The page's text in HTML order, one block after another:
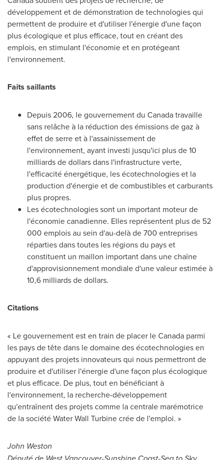
développement et de démonstration de technologies qui
permettent de produire et d'utiliser l'énergie d'une façon
plus écologique et plus efficace, tout en créant des
emplois, en stimulant l'économie et en protégeant
l'environnement.
Faits saillants
Depuis 2006, le gouvernement du Canadatravaille
sans relâche à la réduction des émissions de gaz à
effet de serre et à l'assainissement de
l'environnement, ayant investi jusqu'ici plus de 10
milliards de dollars dans l'infrastructure verte,
l'efficacité énergétique, les écotechnologies et la
production d'énergie et de combustibles et carburants
plus propres.
Les écotechnologies sont un important moteur de
l'économie canadienne. Elles représentent plus de 52
000 emplois au sein d'au-delà de 700 entreprises
réparties dans toutes les régions du pays et
constituent un maillon important dans une chaîne
d'approvisionnement mondiale d'une valeur estimée à
10,6 milliards de dollars.
Citations
« Le gouvernement est en train de placer leCanada parmi
les pays de tête dans le domaine des écotechnologies en
appuyant des projets innovateurs qui nous permettront de
produire et d'utiliser l'énergie d'une façon plus écologique
et plus efficace. De plus, tout en bénéficiant à
l'environnement, la recherche-développement
qu'entraînent des projets comme la centrale marémotrice
de la société Water Wall Turbine crée de l'emploi. »
John Weston